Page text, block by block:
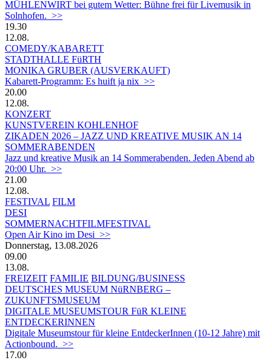
MÜHLENWIRT bei gutem Wetter: Bühne frei für Livemusik in
Solnhofen. >>
19.30
12.08.
COMEDY/KABARETT
STADTHALLE FüRTH
MONIKA GRUBER (AUSVERKAUFT)
Kabarett-Programm: Es huift ja nix >>
20.00
12.08.
KONZERT
KUNSTVEREIN KOHLENHOF
ZIKADEN 2026 – JAZZ UND KREATIVE MUSIK AN 14
SOMMERABENDEN
Jazz und kreative Musik an 14 Sommerabenden. Jeden Abend ab
20:00 Uhr. >>
21.00
12.08.
FESTIVAL FILM
DESI
SOMMERNACHTFILMFESTIVAL
Open Air Kino im Desi >>
Donnerstag, 13.08.2026
09.00
13.08.
FREIZEIT FAMILIE BILDUNG/BUSINESS
DEUTSCHES MUSEUM NüRNBERG –
ZUKUNFTSMUSEUM
DIGITALE MUSEUMSTOUR FüR KLEINE
ENTDECKERINNEN
Digitale Museumstour für kleine EntdeckerInnen (10-12 Jahre) mit
Actionbound. >>
17.00